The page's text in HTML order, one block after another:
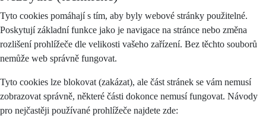
Tyto cookies pomáhají s tím, aby byly webové stránky použitelné.
Poskytují základní funkce jako je navigace na stránce nebo změna
rozlišení prohlížeče dle velikosti vašeho zařízení. Bez těchto souborů
nemůže web správně fungovat.
Tyto cookies lze blokovat (zakázat), ale část stránek se vám nemusí
zobrazovat správně, některé části dokonce nemusí fungovat. Návody
pro nejčastěji používané prohlížeče najdete zde: